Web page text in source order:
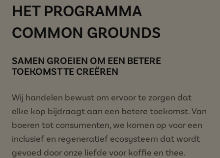
HET PROGRAMMA
COMMON GROUNDS
SAMEN GROEIEN OM EEN BETERE
TOEKOMST TE CREËREN
Wij handelen bewust om ervoor te zorgen dat
elke kop bijdraagt aan een betere toekomst. Van
boeren tot consumenten, we komen op voor een
inclusief en regeneratief ecosysteem dat wordt
gevoed door onze liefde voor koffie en thee.